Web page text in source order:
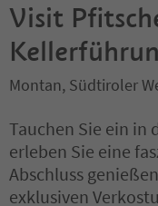
Visit
Montan, Südtiroler
Tauchen Sie ein in
erleben Sie eine
Abschluss
exklusiven